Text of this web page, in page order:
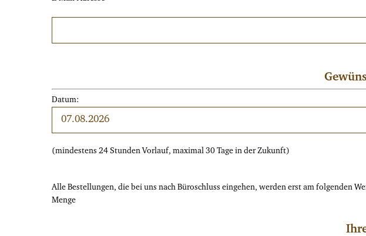
Datum:
(mindestens 24 Stunden Vorlauf, maximal 30 Tage in der Zukunft)
Alle Bestellungen, die bei uns nach Büroschluss eingehen, werden erst am folgenden
Menge